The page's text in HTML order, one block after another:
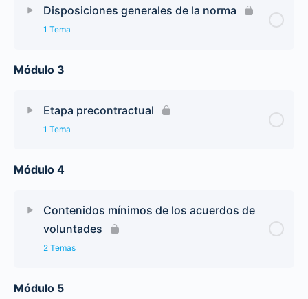
Disposiciones generales de la norma
1 Tema
Módulo 3
Etapa precontractual
1 Tema
Módulo 4
Contenidos mínimos de los acuerdos de
voluntades
2 Temas
Módulo 5